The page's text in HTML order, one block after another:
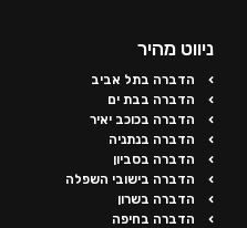
ניווט מהיר
הדברה בתל אביב
הדברה בבת ים
הדברה בכוכב יאיר
הדברה בנתניה
הדברה בסביון
הדברה בישובי השפלה
הדברה בשרון
הדברה בחיפה